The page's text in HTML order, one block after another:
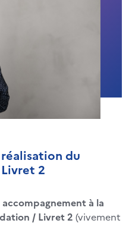
du
2
accompagnement à la
/ Livret 2 (vivement